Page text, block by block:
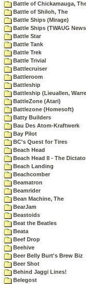
Battle of Chickamauga,
Battle of Shiloh, The
Battle Ships (Mirage)
Battle Ships (TWAUG
Battle Star
Battle Tank
Battle Trek
Battle Trivial
Battlecruiser
Battleroom
Battleship
Battleship (Lieuallen,
BattleZone (Atari)
Battlezone (Homesoft)
Batty Builders
Bau Des Atom-Kraftwerk
Bay Pilot
BC's Quest for Tires
Beach Head
Beach Head II - The
Beach Landing
Beachcomber
Beamatron
Beamrider
Bean Machine, The
BearJam
Beastoids
Beat the Beatles
Beata
Beef Drop
Beehive
Beer Belly Burt's Brew Biz
Beer Shot
Behind Jaggi Lines!
Belegost